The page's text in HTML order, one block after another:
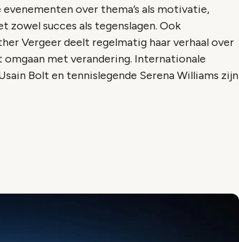
over thema’s als motivatie,
succes als tegenslagen. Ook
Vergeer deelt regelmatig haar verhaal over
met verandering. Internationale
Bolt en tennislegende Serena Williams zijn